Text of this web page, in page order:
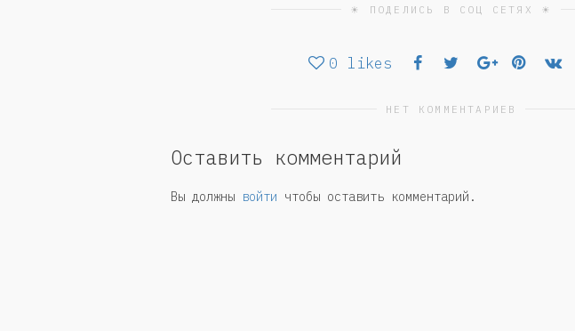
☀ ПОДЕЛИСЬ В СОЦ СЕТЯХ ☀
0 likes
НЕТ КОММЕНТАРИЕВ
Оставить комментарий
Вы должны войти чтобы оставить комментарий.